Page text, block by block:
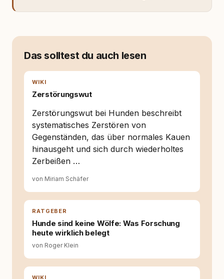
Fachwissen. Der Wendepunkt kam mit meinem
moderner Hundeerziehung
entsteht echte Bindung dort, wo Verständnis
Entwicklung entstand rundum.dog – ein
Wissens- und Serviceportal für
Hundehalter:innen in Deutschland, Österreich
und der Schweiz. Meine Überzeugung:
Tierschutz beginnt mit Wissen. Wer seinen
Hund versteht, trifft bessere Entscheidungen –
für ein Zusammenleben, das beiden guttut.
Das solltest du auch lesen
WIKI
Zerstörungswut
Zerstörungswut bei Hunden beschreibt
systematisches Zerstören von
Gegenständen, das über normales Kauen
hinausgeht und sich durch wiederholtes
Zerbeißen …
von Miriam Schäfer
RATGEBER
Hunde sind keine Wölfe: Was Forschung
heute wirklich belegt
von Roger Klein
WIKI